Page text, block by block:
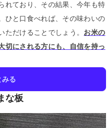
れており、その結果、今年も特
ひと口食べれば、その味わいの
ただけることでしょう。 お米の
切にされる方にも、自信を持っ
みる
な板